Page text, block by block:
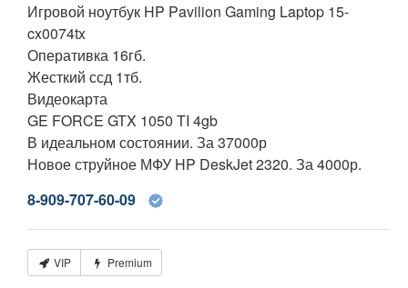
Игровой ноутбук HP Pavilion Gaming Laptop 15-
cx0074tx
Оперативка 16гб.
Жесткий ссд 1тб.
Видеокарта
GE FORCE GTX 1050 TI 4gb
В идеальном состоянии. За 37000р
Новое струйное МФУ HP DeskJet 2320. За 4000р.
8-909-707-60-09
VIP Premium